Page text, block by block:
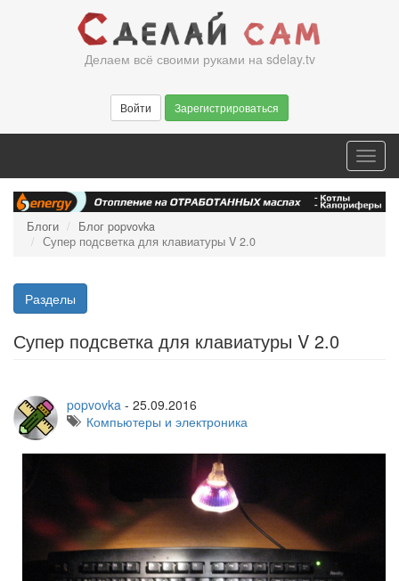
Делаем всё своими руками на sdelay.tv
Войти Зарегистрироваться
Блоги
Блог popvovka
Супер подсветка для клавиатуры V 2.0
Разделы
Супер подсветка для клавиатуры V 2.0
popvovka - 25.09.2016
Компьютеры и электроника